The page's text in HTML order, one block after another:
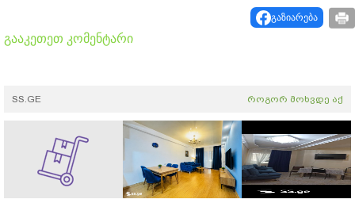
გაზიარება
გააკეთეთ კომენტარი
SS.GE როგორ მოხვდე აქ